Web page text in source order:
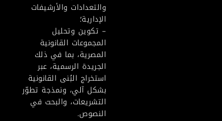
والتعدادات والأرشيفات
الإدارية؛
– تكوين وتحليل
المجموعات القانونية
المصرية، بما في ذلك
الجريدة الرسمية، عبر
استخراج البُنى القانونية
بشكل آلي، ونمذجة تطوّر
التشريعات، والبحث في
النصوص.